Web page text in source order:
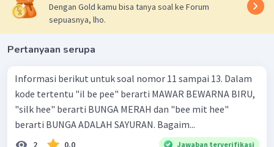
Dengan Gold kamu bisa tanya soal ke Forum
sepuasnya, lho.
Pertanyaan serupa
Informasi berikut untuk soal nomor 11 sampai 13. Dalam
kode tertentu "il be pee" berarti MAWAR BEWARNA BIRU,
"silk hee" berarti BUNGA MERAH dan "bee mit hee"
berarti BUNGA ADALAH SAYURAN. Bagaim...
2 0.0 Jawaban terverifikasi